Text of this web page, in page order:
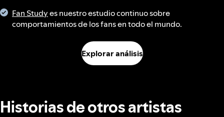
Fan Studyes nuestro estudio continuo sobre
comportamientos de los fans en todo el mundo.
Explorar análisis
Historias de otros artistas